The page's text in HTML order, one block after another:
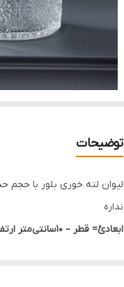
توضیحات
نداره
ابعادئ= قطر – 10سانتی‌متر
ارتفاع